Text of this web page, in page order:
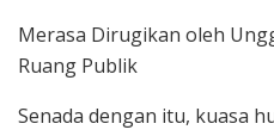
Merasa Dirugikan oleh
Ruang Publik
Senada dengan itu, kuasa